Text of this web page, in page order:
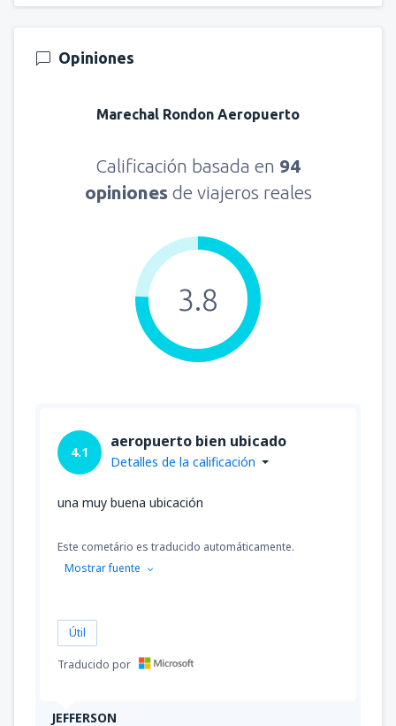
Opiniones
Marechal Rondon Aeropuerto
Calificación basada en 94
opiniones de viajeros reales
3.8
JEFFERSON
4.1
aeropuerto bien ubicado
Detalles de la calificación
una muy buena ubicación
Este cometário es traducido automáticamente.
Mostrar fuente
Útil
Traducido por